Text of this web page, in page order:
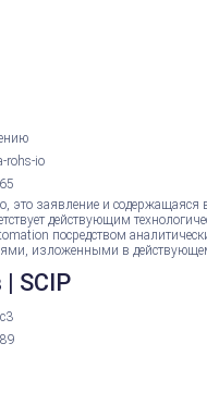
rohs-io
это заявление и
действующим
посредством
изложенными в
SCIP